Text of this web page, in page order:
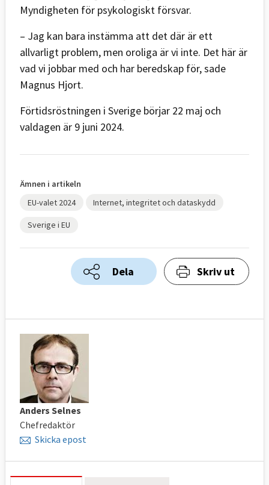
Myndigheten för psykologiskt försvar.
– Jag kan bara instämma att det där är ett
allvarligt problem, men oroliga är vi inte. Det här är
vad vi jobbar med och har beredskap för, sade
Magnus Hjort.
Förtidsröstningen i Sverige börjar 22 maj och
valdagen är 9 juni 2024.
Ämnen i artikeln
EU-valet 2024
Internet, integritet och dataskydd
Sverige i EU
Dela Skriv ut
Anders Selnes
Chefredaktör
Skicka epost